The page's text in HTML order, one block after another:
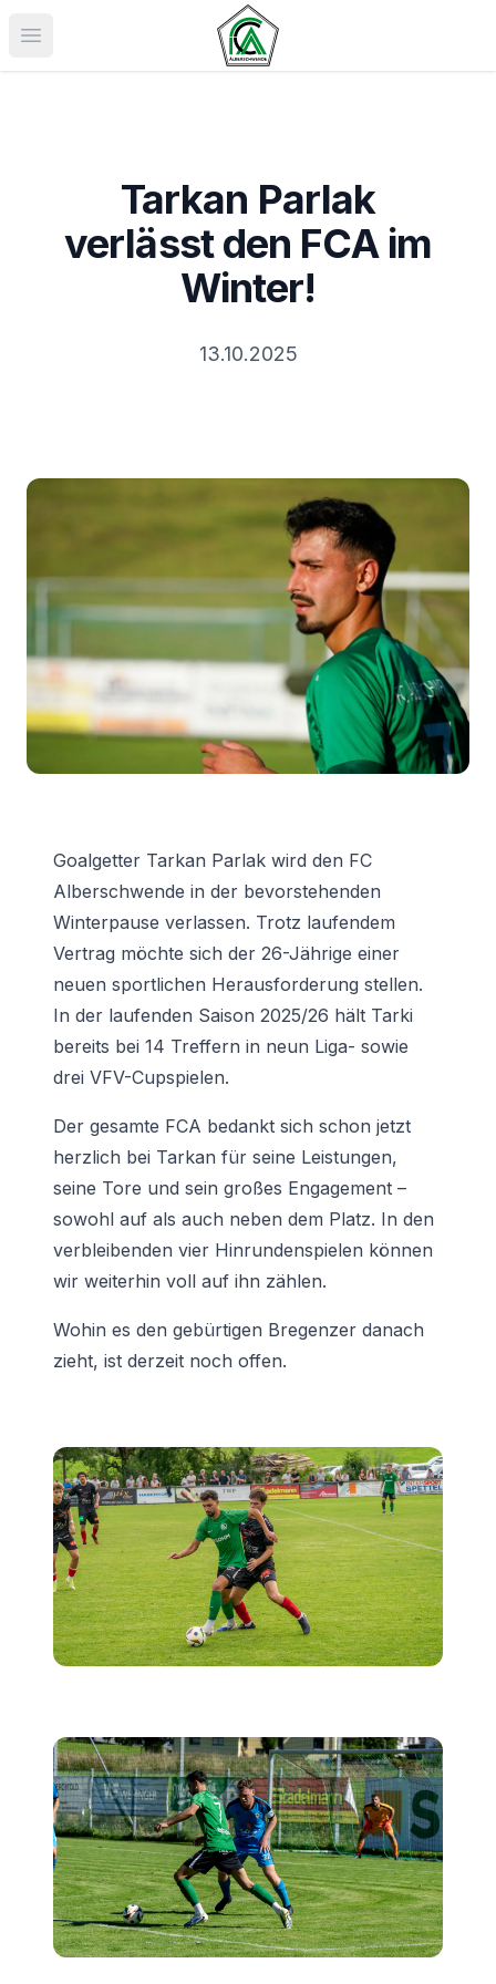
Menü öffnen
Tarkan Parlak
verlässt den FCA im
Winter!
13.10.2025
Goalgetter Tarkan Parlak wird den FC
Alberschwende in der bevorstehenden
Winterpause verlassen. Trotz laufendem
Vertrag möchte sich der 26-Jährige einer
neuen sportlichen Herausforderung stellen.
In der laufenden Saison 2025/26 hält Tarki
bereits bei 14 Treffern in neun Liga- sowie
drei VFV-Cupspielen.
Der gesamte FCA bedankt sich schon jetzt
herzlich bei Tarkan für seine Leistungen,
seine Tore und sein großes Engagement –
sowohl auf als auch neben dem Platz. In den
verbleibenden vier Hinrundenspielen können
wir weiterhin voll auf ihn zählen.
Wohin es den gebürtigen Bregenzer danach
zieht, ist derzeit noch offen.